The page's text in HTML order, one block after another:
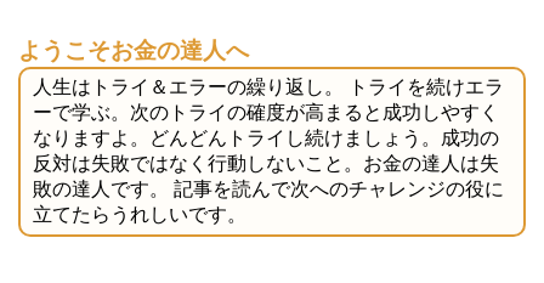
ようこそお金の達人へ
人生はトライ＆エラーの繰り返し。 トライを続けエラ
ーで学ぶ。次のトライの確度が高まると成功しやすく
なりますよ。どんどんトライし続けましょう。成功の
反対は失敗ではなく行動しないこと。お金の達人は失
敗の達人です。 記事を読んで次へのチャレンジの役に
立てたらうれしいです。